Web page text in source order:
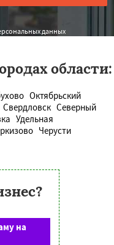
данных
области:
Октябрьский
Свердловск Северный
Удельная
Черусти
на